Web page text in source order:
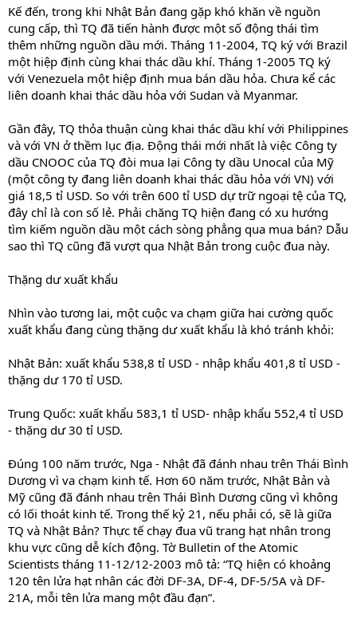
Kế đến, trong khi Nhật Bản đang gặp khó khăn về nguồn
cung cấp, thì TQ đã tiến hành được một số động thái tìm
thêm những nguồn dầu mới. Tháng 11-2004, TQ ký với Brazil
một hiệp định cùng khai thác dầu khí. Tháng 1-2005 TQ ký
với Venezuela một hiệp định mua bán dầu hỏa. Chưa kể các
liên doanh khai thác dầu hỏa với Sudan và Myanmar.
Gần đây, TQ thỏa thuận cùng khai thác dầu khí với Philippines
và với VN ở thềm lục địa. Động thái mới nhất là việc Công ty
dầu CNOOC của TQ đòi mua lại Công ty dầu Unocal của Mỹ
(một công ty đang liên doanh khai thác dầu hỏa với VN) với
giá 18,5 tỉ USD. So với trên 600 tỉ USD dự trữ ngoại tệ của TQ,
đây chỉ là con số lẻ. Phải chăng TQ hiện đang có xu hướng
tìm kiếm nguồn dầu một cách sòng phẳng qua mua bán? Dẫu
sao thì TQ cũng đã vượt qua Nhật Bản trong cuộc đua này.
Thặng dư xuất khẩu
Nhìn vào tương lai, một cuộc va chạm giữa hai cường quốc
xuất khẩu đang cùng thặng dư xuất khẩu là khó tránh khỏi:
Nhật Bản: xuất khẩu 538,8 tỉ USD - nhập khẩu 401,8 tỉ USD -
thặng dư 170 tỉ USD.
Trung Quốc: xuất khẩu 583,1 tỉ USD- nhập khẩu 552,4 tỉ USD
- thặng dư 30 tỉ USD.
Đúng 100 năm trước, Nga - Nhật đã đánh nhau trên Thái Bình
Dương vì va chạm kinh tế. Hơn 60 năm trước, Nhật Bản và
Mỹ cũng đã đánh nhau trên Thái Bình Dương cũng vì không
có lối thoát kinh tế. Trong thế kỷ 21, nếu phải có, sẽ là giữa
TQ và Nhật Bản? Thực tế chạy đua vũ trang hạt nhân trong
khu vực cũng dễ kích động. Tờ Bulletin of the Atomic
Scientists tháng 11-12/12-2003 mô tả: “TQ hiện có khoảng
120 tên lửa hạt nhân các đời DF-3A, DF-4, DF-5/5A và DF-
21A, mỗi tên lửa mang một đầu đạn”.